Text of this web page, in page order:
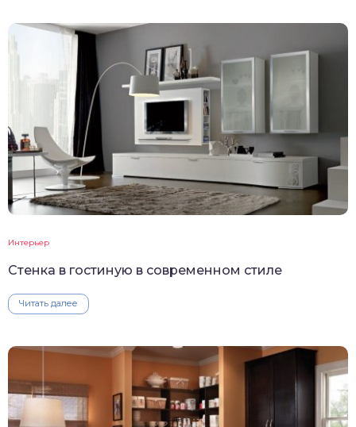
Интерьер
Стенка в гостиную в современном стиле
Читать далее